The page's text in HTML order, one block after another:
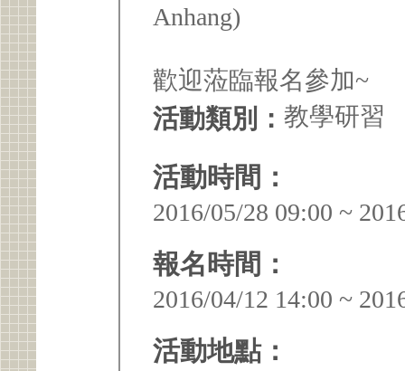
Anhang)
歡迎蒞臨報名參加~
活動類別： 教學研習
活動時間：
2016/05/28 09:00 ~
報名時間：
2016/04/12 14:00 ~
活動地點：